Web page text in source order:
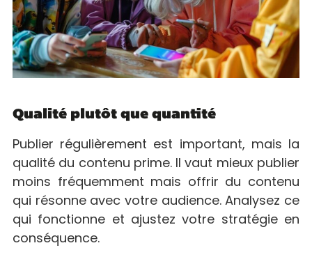
Qualité plutôt que quantité
Publier régulièrement est important, mais la
qualité du contenu prime. Il vaut mieux publier
moins fréquemment mais offrir du contenu
qui résonne avec votre audience. Analysez ce
qui fonctionne et ajustez votre stratégie en
conséquence.